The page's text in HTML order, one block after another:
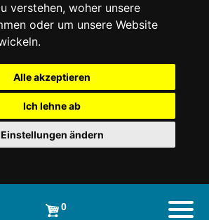
verstehen, woher unsere
oder um unsere Website
Alle akzeptieren
Ich lehne ab
Einstellungen ändern
0